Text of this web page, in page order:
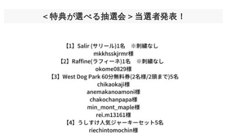
＜特典が選べる抽選会＞当選者発表！